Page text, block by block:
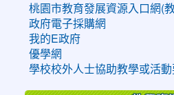
桃園市教育發展資源入口網(
政府電子採購網
我的E政府
優學網
學校校外人士協助教學或活動